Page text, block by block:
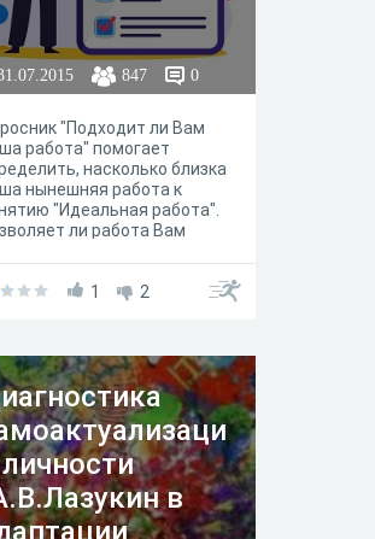
847 0
"Подходит ли Вам
работа" помогает
насколько близка
нынешняя работа к
"Идеальная работа".
ли работа Вам
Возможно, Вам
1 2
в